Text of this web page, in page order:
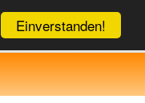
Einverstanden!